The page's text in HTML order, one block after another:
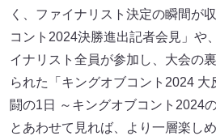
く、ファイナリスト決定の瞬間が
コント2024決勝進出記者会見」や
イナリスト全員が参加し、大会の
られた「キングオブコント2024
闘の1日 ～キングオブコント2024
とあわせて見れば、より一層楽し